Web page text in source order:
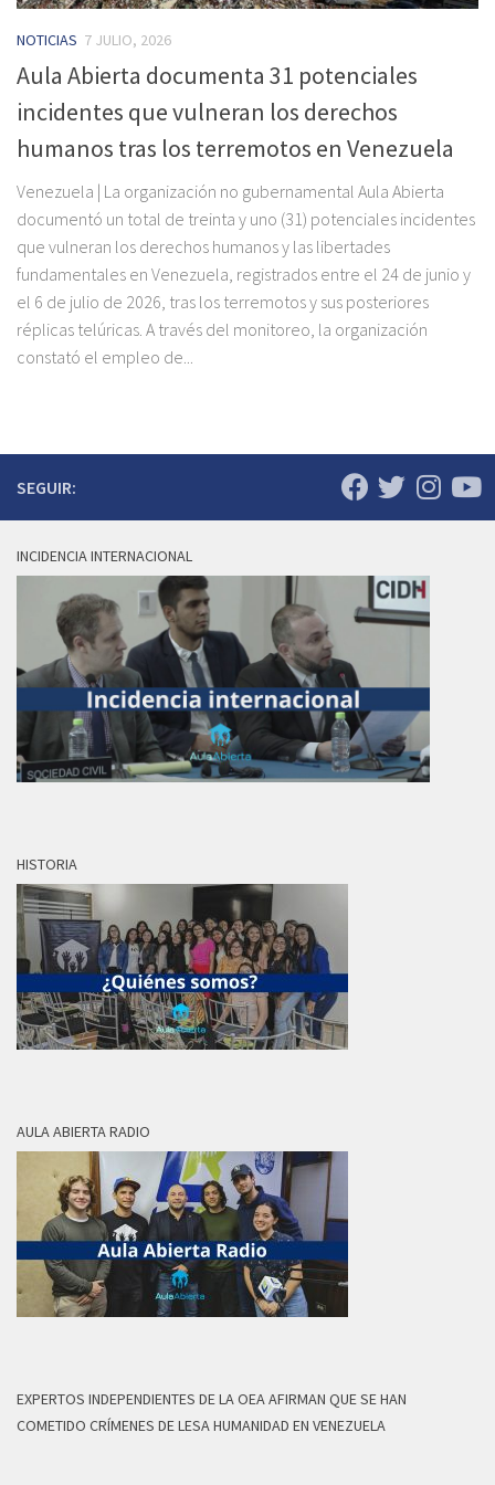
NOTICIAS 7 JULIO, 2026
Aula Abierta documenta 31 potenciales
incidentes que vulneran los derechos
humanos tras los terremotos en Venezuela
Venezuela | La organización no gubernamental Aula Abierta
documentó un total de treinta y uno (31) potenciales incidentes
que vulneran los derechos humanos y las libertades
fundamentales en Venezuela, registrados entre el 24 de junio y
el 6 de julio de 2026, tras los terremotos y sus posteriores
réplicas telúricas. A través del monitoreo, la organización
constató el empleo de...
SEGUIR:
INCIDENCIA INTERNACIONAL
HISTORIA
AULA ABIERTA RADIO
EXPERTOS INDEPENDIENTES DE LA OEA AFIRMAN QUE SE HAN
COMETIDO CRÍMENES DE LESA HUMANIDAD EN VENEZUELA